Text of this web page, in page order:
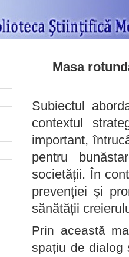
Masa
Subiectul
contextul
important,
pentru
societății. În
prevenției și
sănătății
Prin această
spațiu de dialog